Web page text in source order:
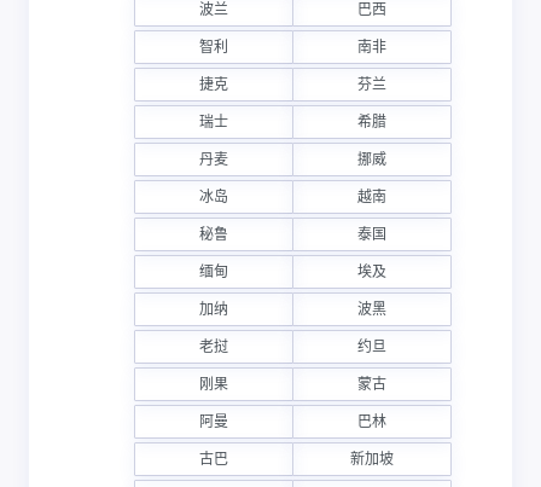
波兰 巴西
智利 南非
捷克 芬兰
瑞士 希腊
丹麦 挪威
冰岛 越南
秘鲁 泰国
缅甸 埃及
加纳 波黑
老挝 约旦
刚果 蒙古
阿曼 巴林
古巴 新加坡